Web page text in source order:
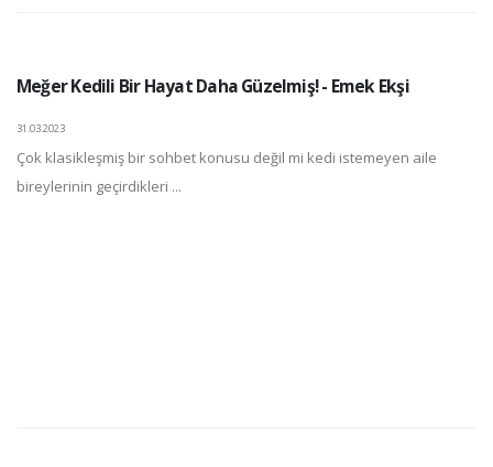
Meğer Kedili Bir Hayat Daha Güzelmiş! - Emek Ekşi
31.03.2023
Çok klasikleşmiş bir sohbet konusu değil mi kedi istemeyen aile
bireylerinin geçirdikleri ...